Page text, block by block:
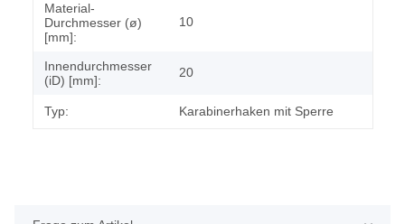
Material-
Durchmesser (ø)
[mm]:
10
Innendurchmesser
(iD) [mm]:
20
Typ: Karabinerhaken mit Sperre